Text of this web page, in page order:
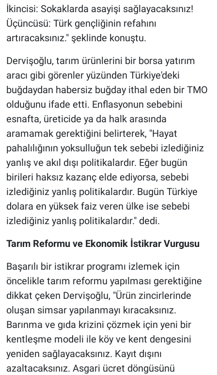
İkincisi: Sokaklarda asayişi sağlayacaksınız!
Üçüncüsü: Türk gençliğinin refahını
artıracaksınız." şeklinde konuştu.
Dervişoğlu, tarım ürünlerini bir borsa yatırım
aracı gibi görenler yüzünden Türkiye'deki
buğdaydan habersiz buğday ithal eden bir TMO
olduğunu ifade etti. Enflasyonun sebebini
esnafta, üreticide ya da halk arasında
aramamak gerektiğini belirterek, "Hayat
pahalılığının yoksulluğun tek sebebi izlediğiniz
yanlış ve akıl dışı politikalardır. Eğer bugün
birileri haksız kazanç elde ediyorsa, sebebi
izlediğiniz yanlış politikalardır. Bugün Türkiye
dolara en yüksek faiz veren ülke ise sebebi
izlediğiniz yanlış politikalardır." dedi.
Tarım Reformu ve Ekonomik İstikrar Vurgusu
Başarılı bir istikrar programı izlemek için
öncelikle tarım reformu yapılması gerektiğine
dikkat çeken Dervişoğlu, "Ürün zincirlerinde
oluşan simsar yapılanmayı kıracaksınız.
Barınma ve gıda krizini çözmek için yeni bir
kentleşme modeli ile köy ve kent dengesini
yeniden sağlayacaksınız. Kayıt dışını
azaltacaksınız. Asgari ücret döngüsünü